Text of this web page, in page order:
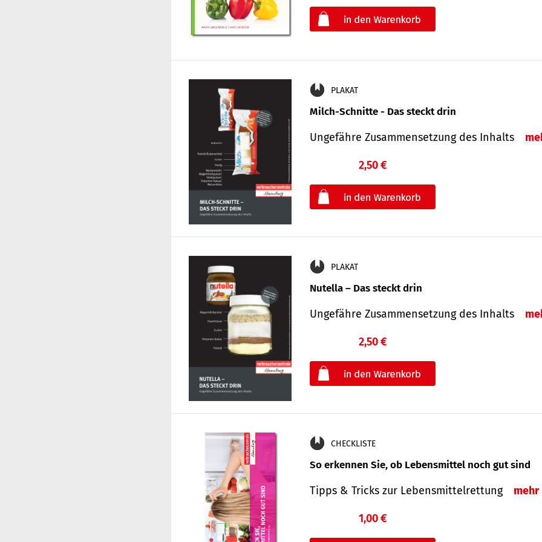
PLAKAT
Milch-Schnitte - Das steckt drin
Ungefähre Zu­sammen­setzung des Inhalts
2,50 €
PLAKAT
Nutella – Das steckt drin
Ungefähre Zusammensetzung des Inhalts
2,50 €
CHECKLISTE
So erkennen Sie, ob Lebensmittel noch gut sind
Tipps & Tricks zur Lebensmittelrettung mehr
1,00 €